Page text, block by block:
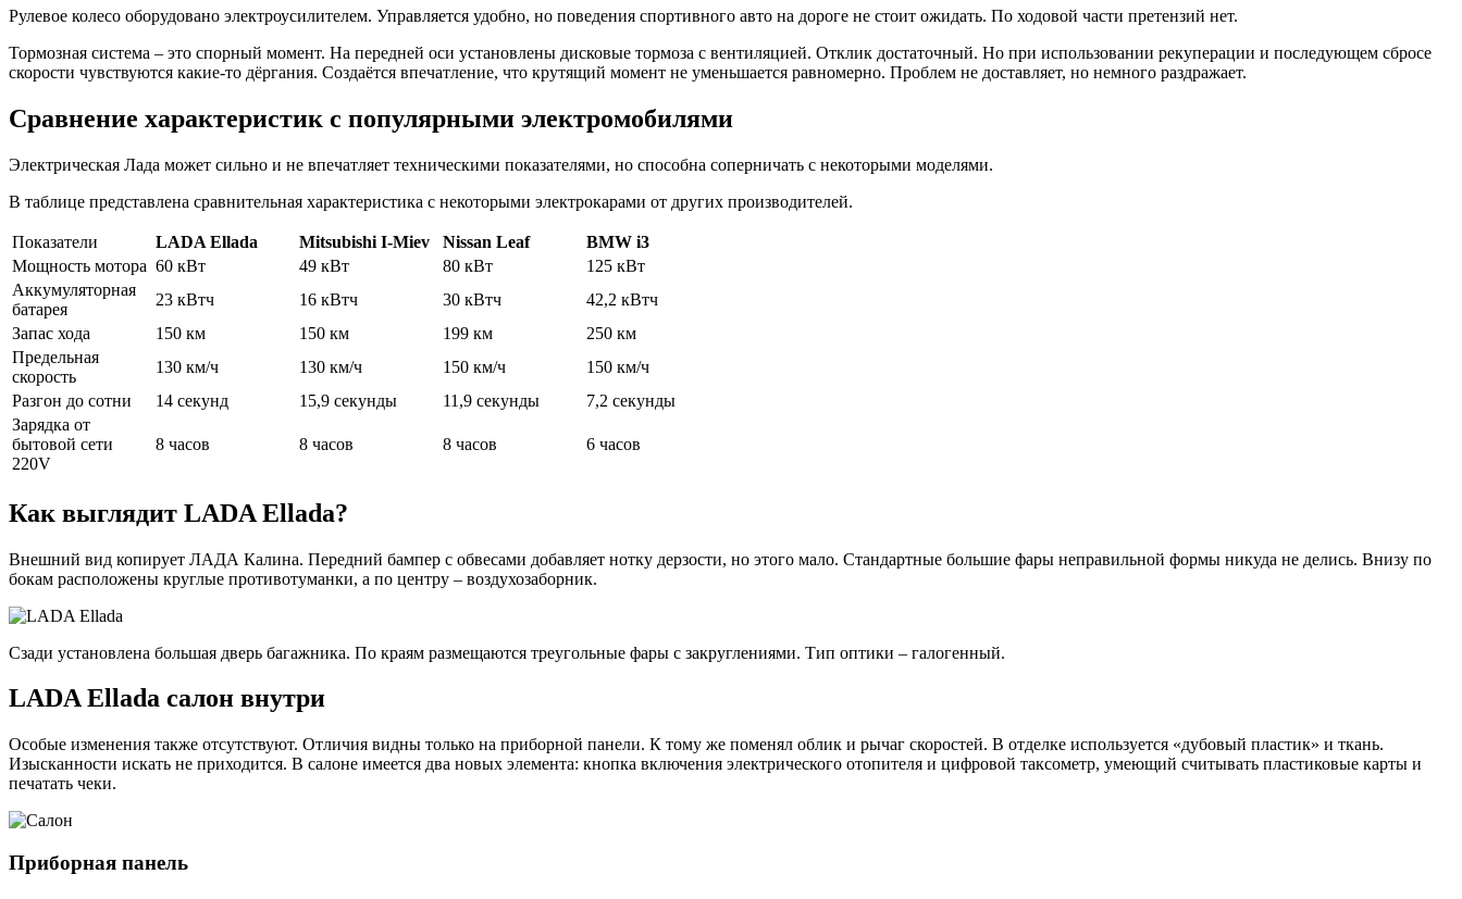
Рулевое колесо оборудовано электроусилителем. Управляется удобно, но поведения спортивного авто на дороге не стоит ожидать. По ходовой части претензий нет.
Тормозная система – это спорный момент. На передней оси установлены дисковые тормоза с вентиляцией. Отклик достаточный. Но при использовании рекуперации и последующем сбросе
скорости чувствуются какие-то дёргания. Создаётся впечатление, что крутящий момент не уменьшается равномерно. Проблем не доставляет, но немного раздражает.
Сравнение характеристик с популярными электромобилями
Электрическая Лада может сильно и не впечатляет техническими показателями, но способна соперничать с некоторыми моделями.
В таблице представлена сравнительная характеристика с некоторыми электрокарами от других производителей.
Показатели LADA Ellada Mitsubishi I-Miev Nissan Leaf
BMW i3
Мощность мотора 60 кВт 49 кВт 80 кВт
125 кВт
Аккумуляторная
батарея
23 кВтч 16 кВтч 30 кВтч
42,2 кВтч
Запас хода
150 км 150 км 199 км
250 км
Предельная
скорость
130 км/ч 130 км/ч 150 км/ч
150 км/ч
Разгон до сотни
14 секунд 15,9 секунды 11,9 секунды
7,2 секунды
Зарядка от
бытовой сети
220V
8 часов 8 часов 8 часов 6 часов
Как выглядит LADA Ellada?
Внешний вид копирует ЛАДА Калина. Передний бампер с обвесами добавляет нотку дерзости, но этого мало. Стандартные большие фары неправильной формы никуда не делись. Внизу по
бокам расположены круглые противотуманки, а по центру – воздухозаборник.
Сзади установлена большая дверь багажника. По краям размещаются треугольные фары с закруглениями. Тип оптики – галогенный.
LADA Ellada салон внутри
Особые изменения также отсутствуют. Отличия видны только на приборной панели. К тому же поменял облик и рычаг скоростей. В отделке используется «дубовый пластик» и ткань.
Изысканности искать не приходится. В салоне имеется два новых элемента: кнопка включения электрического отопителя и цифровой таксометр, умеющий считывать пластиковые карты и
печатать чеки.
Приборная панель